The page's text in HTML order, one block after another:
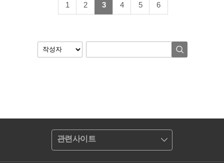
1 2 3 4 5 6
관련사이트